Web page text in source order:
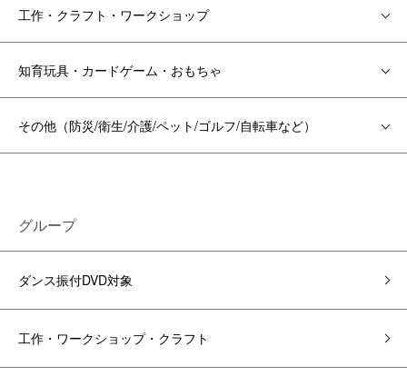
工作・クラフト・ワークショップ
知育玩具・カードゲーム・おもちゃ
その他（防災/衛生/介護/ペット/ゴルフ/自転車など）
グループ
ダンス振付DVD対象
工作・ワークショップ・クラフト